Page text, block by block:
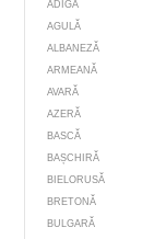
ADÎGĂ
AGULĂ
ALBANEZĂ
ARMEANĂ
AVARĂ
AZERĂ
BASCĂ
BAȘCHIRĂ
BIELORUSĂ
BRETONĂ
BULGARĂ